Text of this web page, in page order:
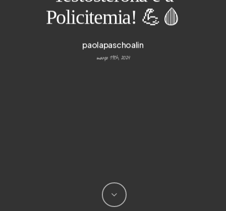
Policitemia! 💪🩸
paolapaschoalin
março 19th, 2024